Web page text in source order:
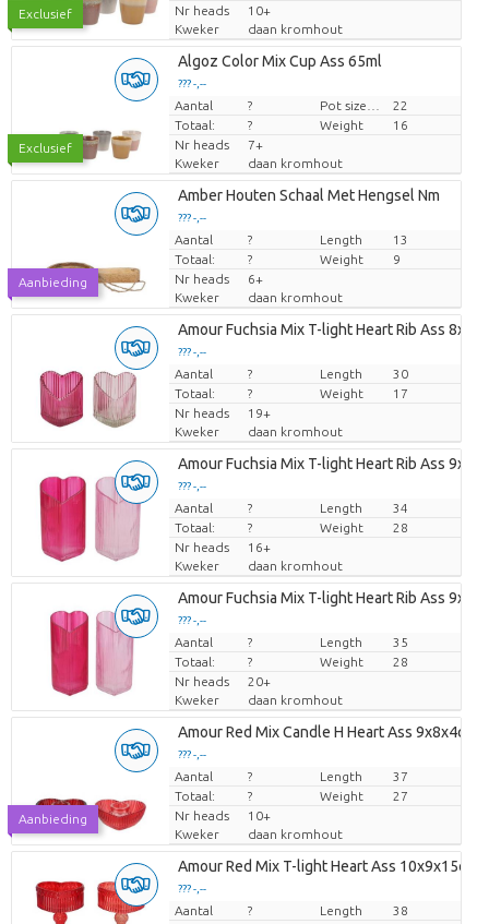
Exclusief
Nr heads
10+
Kweker
daan kromhout
Exclusief
Algoz Color Mix Cup Ass 65ml
??? -,--
Prijs per stuk
Aantal ?
22
Totaal:
? Weight
16
Nr heads
7+
Kweker
daan kromhout
Aanbieding
Amber Houten Schaal Met Hengsel Nm
??? -,--
Prijs per stuk
Aantal ? Length
13
Totaal:
? Weight
9
Nr heads
6+
Kweker
daan kromhout
Amour Fuchsia Mix T-light Heart Rib Ass
??? -,--
Prijs per stuk
Aantal ? Length
30
Totaal:
? Weight
17
Nr heads
19+
Kweker
daan kromhout
Amour Fuchsia Mix T-light Heart Rib Ass
??? -,--
Prijs per stuk
Aantal ? Length
34
Totaal:
? Weight
28
Nr heads
16+
Kweker
daan kromhout
Amour Fuchsia Mix T-light Heart Rib Ass
??? -,--
Prijs per stuk
Aantal ? Length
35
Totaal:
? Weight
28
Nr heads
20+
Kweker
daan kromhout
Aanbieding
Amour Red Mix Candle H Heart Ass 9x8x4cm
??? -,--
Prijs per stuk
Aantal ? Length
37
Totaal:
? Weight
27
Nr heads
10+
Kweker
daan kromhout
Amour Red Mix T-light Heart Ass 10x9x15cm
??? -,--
Prijs per stuk
Aantal ? Length
38